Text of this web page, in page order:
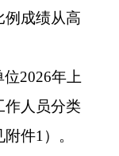
例成绩从高
2026年上
作人员分类
件1）。